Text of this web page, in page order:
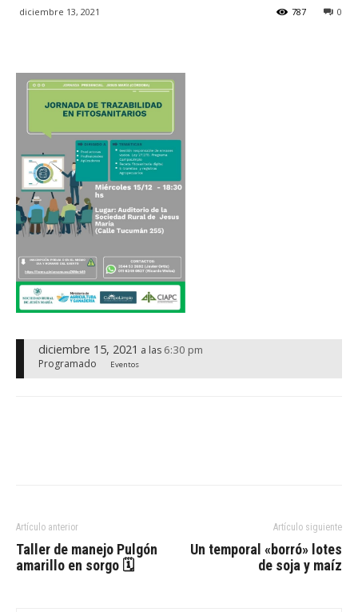
diciembre 13, 2021 0
787
diciembre 15, 2021 a las 6:30 pm
Programado Eventos
Artículo anterior
Taller de manejo Pulgón
amarillo en sorgo 🗓
Artículo siguiente
Un temporal «borró» lotes
de soja y maíz